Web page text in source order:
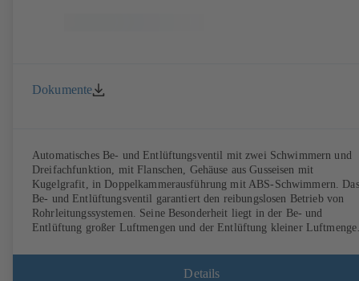
Dokumente
Automatisches Be- und Entlüftungsventil mit zwei Schwimmern und
Dreifachfunktion, mit Flanschen, Gehäuse aus Gusseisen mit
Kugelgrafit, in Doppelkammerausführung mit ABS-Schwimmern. Das
Be- und Entlüftungsventil garantiert den reibungslosen Betrieb von
Rohrleitungssystemen. Seine Besonderheit liegt in der Be- und
Entlüftung großer Luftmengen und der Entlüftung kleiner
Details